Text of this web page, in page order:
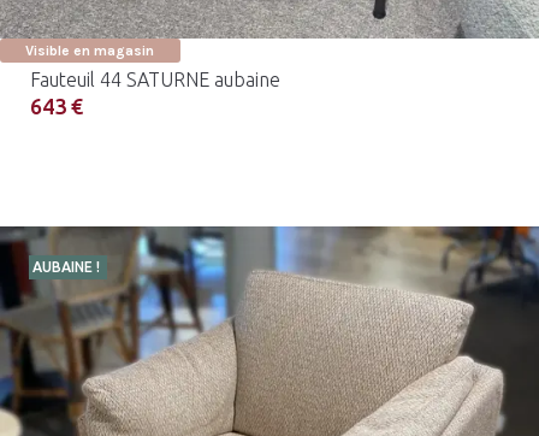
Visible en magasin
Fauteuil 44 SATURNE aubaine
643 €
AUBAINE !